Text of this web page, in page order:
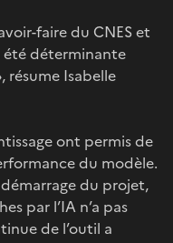
faire du CNES et
été déterminante
résume Isabelle
ont permis de
du modèle.
du projet,
par l’IA n’a pas
de l’outil a